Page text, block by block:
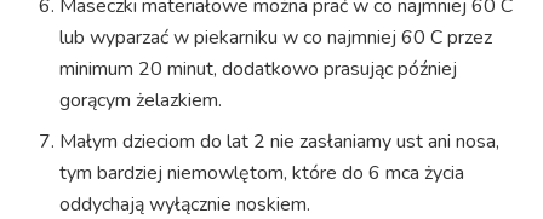
Maseczki materiałowe można prać w co najmniej 60 C
lub wyparzać w piekarniku w co najmniej 60 C przez
minimum 20 minut, dodatkowo prasując później
gorącym żelazkiem.
Małym dzieciom do lat 2 nie zasłaniamy ust ani nosa,
tym bardziej niemowlętom, które do 6 mca życia
oddychają wyłącznie noskiem.